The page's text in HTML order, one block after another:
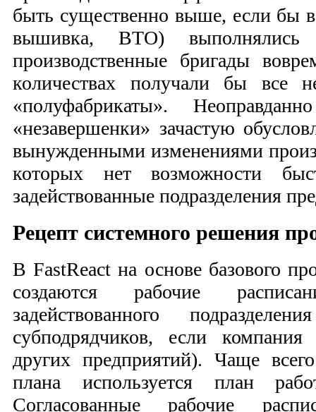
быть существенно выше, если бы
вышивка, ВТО)
производственные бригады
количествах получали бы все
«полуфабрикаты».
«незавершенки» зачастую
вынужденными изменениями
которых нет возможности
задействованные подразделения
Рецепт системного решения
В FastReact на основе базового
создаются рабочие
задействованного
субподрядчиков, если компания
других предприятий). Чаще
плана используется план
Согласованные рабочие